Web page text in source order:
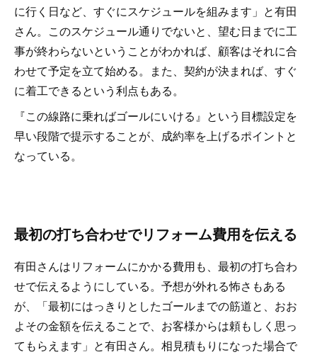
に行く日など、すぐにスケジュールを組みます」と有田
さん。このスケジュール通りでないと、望む日までに工
事が終わらないということがわかれば、顧客はそれに合
わせて予定を立て始める。また、契約が決まれば、すぐ
に着工できるという利点もある。
『この線路に乗ればゴールにいける』という目標設定を
早い段階で提示することが、成約率を上げるポイントと
なっている。
最初の打ち合わせでリフォーム費用を伝える
有田さんはリフォームにかかる費用も、最初の打ち合わ
せで伝えるようにしている。予想が外れる怖さもある
が、「最初にはっきりとしたゴールまでの筋道と、おお
よその金額を伝えることで、お客様からは頼もしく思っ
てもらえます」と有田さん。相見積もりになった場合で